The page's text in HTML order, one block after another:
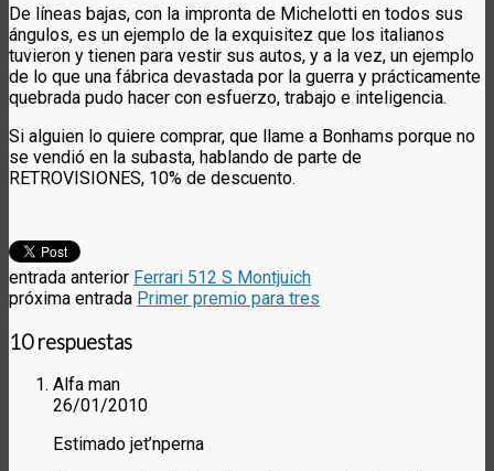
De líneas bajas, con la impronta de Michelotti en todos sus
ángulos, es un ejemplo de la exquisitez que los italianos
tuvieron y tienen para vestir sus autos, y a la vez, un ejemplo
de lo que una fábrica devastada por la guerra y prácticamente
quebrada pudo hacer con esfuerzo, trabajo e inteligencia.
Si alguien lo quiere comprar, que llame a Bonhams porque no
se vendió en la subasta, hablando de parte de
RETROVISIONES, 10% de descuento.
entrada anterior Ferrari 512 S Montjuich
próxima entrada Primer premio para tres
10 respuestas
Alfa man
26/01/2010
Estimado jet’nperna